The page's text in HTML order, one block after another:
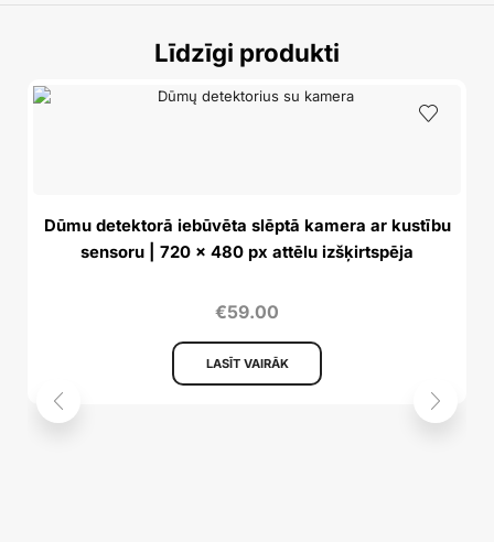
Līdzīgi produkti
Dūmu detektorā iebūvēta slēptā kamera ar kustību
sensoru | 720 x 480 px attēlu izšķirtspēja
€59.00
LASĪT VAIRĀK